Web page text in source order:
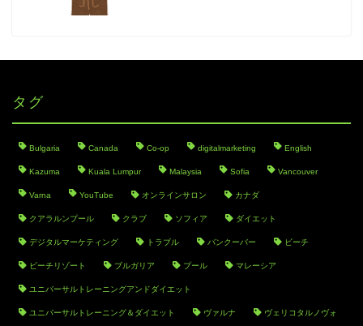
タグ
Bulgaria Canada Co-op digitalmarketing English
Kazuma Kuala Lumpur Malaysia Sofia Vancouver
Varna YouTube オンラインサロン カナダ
クアラルンプール クラブ ソフィア ダイエット
デジタルマーケティング トラブル バンクーバー ビーチ
ビーチリゾート ブルガリア プール マレーシア
ユニバーサルトレーニングアンドダイエット
ユニバーサルトレーニング＆ダイエット ヴァルナ ヴェリコタルノヴォ